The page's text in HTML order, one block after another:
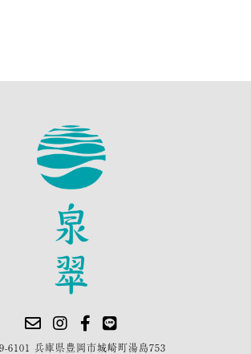
6101 兵庫県豊岡市城崎町湯島753